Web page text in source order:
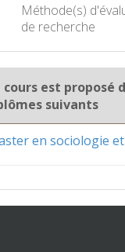
Méthode(s)
de recherche
cours est proposé
suivants
en sociologie